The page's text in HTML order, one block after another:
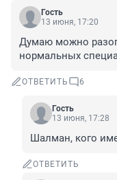
Гость
13 июня, 17:20
Думаю можно
нормальных
ОТВЕТИТЬ 6
Гость
13 июня, 17:28
Шалман, кого
ОТВЕТИТЬ